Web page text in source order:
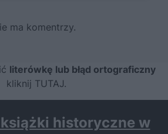
ma komentrzy.
literówkę lub błąd ortograficzny
kliknij TUTAJ.
historyczne w